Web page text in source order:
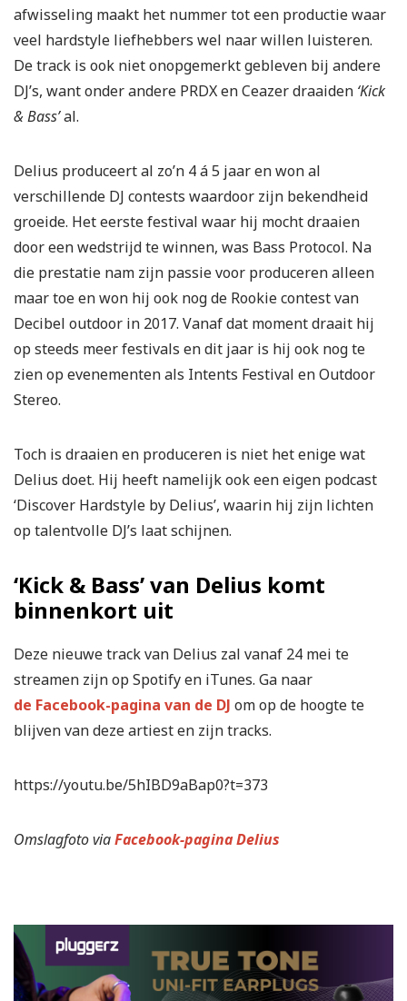
afwisseling maakt het nummer tot een productie waar
veel hardstyle liefhebbers wel naar willen luisteren.
De track is ook niet onopgemerkt gebleven bij andere
DJ’s, want onder andere PRDX en Ceazer draaiden ‘Kick
& Bass’al.
Delius produceert al zo’n 4 á 5 jaar en won al
verschillende DJ contests waardoor zijn bekendheid
groeide. Het eerste festival waar hij mocht draaien
door een wedstrijd te winnen, was Bass Protocol. Na
die prestatie nam zijn passie voor produceren alleen
maar toe en won hij ook nog de Rookie contest van
Decibel outdoor in 2017. Vanaf dat moment draait hij
op steeds meer festivals en dit jaar is hij ook nog te
zien op evenementen als Intents Festival en Outdoor
Stereo.
Toch is draaien en produceren is niet het enige wat
Delius doet. Hij heeft namelijk ook een eigen podcast
‘Discover Hardstyle by Delius’, waarin hij zijn lichten
op talentvolle DJ’s laat schijnen.
‘Kick & Bass’ van Delius komt
binnenkort uit
Deze nieuwe track van Delius zal vanaf 24 mei te
streamen zijn op Spotify en iTunes. Ga naar
de Facebook-pagina van de DJ om op de hoogte te
blijven van deze artiest en zijn tracks.
https://youtu.be/5hIBD9aBap0?t=373
Omslagfoto viaFacebook-pagina Delius